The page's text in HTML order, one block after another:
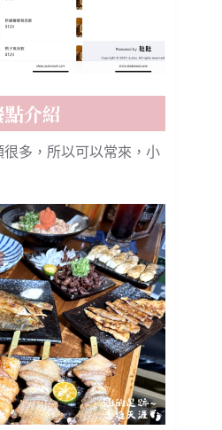
介紹
多，所以可以常來，小